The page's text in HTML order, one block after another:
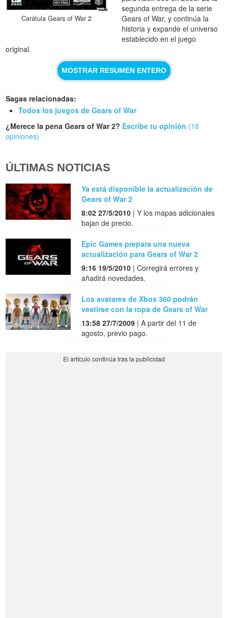
Carátula Gears of War 2
segunda entrega de la serie
Gears of War, y continúa la
historia y expande el universo
establecido en el juego
original.
MOSTRAR RESUMEN ENTERO
Sagas relacionadas:
Todos los juegos de Gears of War
¿Merece la pena Gears of War 2? Escribe tu opinión (18
opiniones)
ÚLTIMAS NOTICIAS
Ya está disponible la actualización de
Gears of War 2
8:02 27/5/2010 | Y los mapas adicionales
bajan de precio.
Epic Games prepara una nueva
actualización para Gears of War 2
9:16 19/5/2010 | Corregirá errores y
añadirá novedades.
Los avatares de Xbox 360 podrán
vestirse con la ropa de Gears of War
13:58 27/7/2009 | A partir del 11 de
agosto, previo pago.